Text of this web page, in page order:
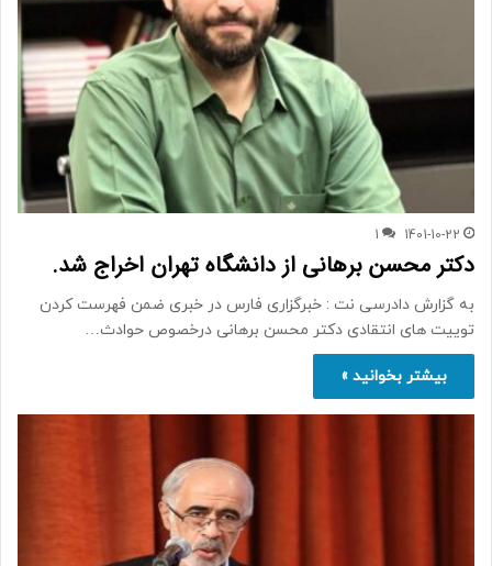
1401-10-22
1
دکتر محسن برهانی از دانشگاه تهران اخراج شد.
به گزارش دادرسی نت : خبرگزاری فارس در خبری ضمن فهرست کردن
توییت های انتقادی دکتر محسن برهانی درخصوص حوادث…
بیشتر بخوانید »